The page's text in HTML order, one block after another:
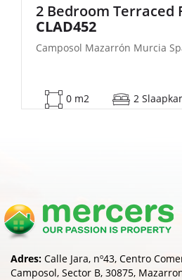
2 Bedroom
| FB140
Camposol
53 m2
Adres: Calle Jara, nº43, Centro
Camposol, Sector B, 30875,